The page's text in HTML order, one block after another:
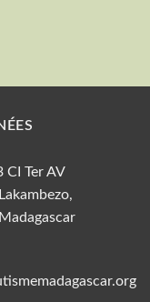
CI Ter AV